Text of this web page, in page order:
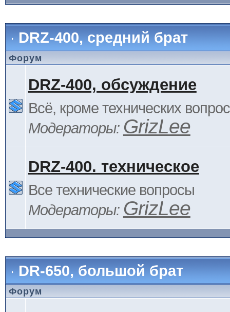
DRZ-400, средний брат
Форум
DRZ-400, обсуждение
Всё, кроме технических
Модераторы: GrizLee
DRZ-400. техническое
Все технические вопросы
Модераторы: GrizLee
DR-650, большой брат
Форум